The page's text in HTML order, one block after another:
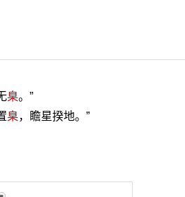
臬。”
臬，瞻星揆地。”